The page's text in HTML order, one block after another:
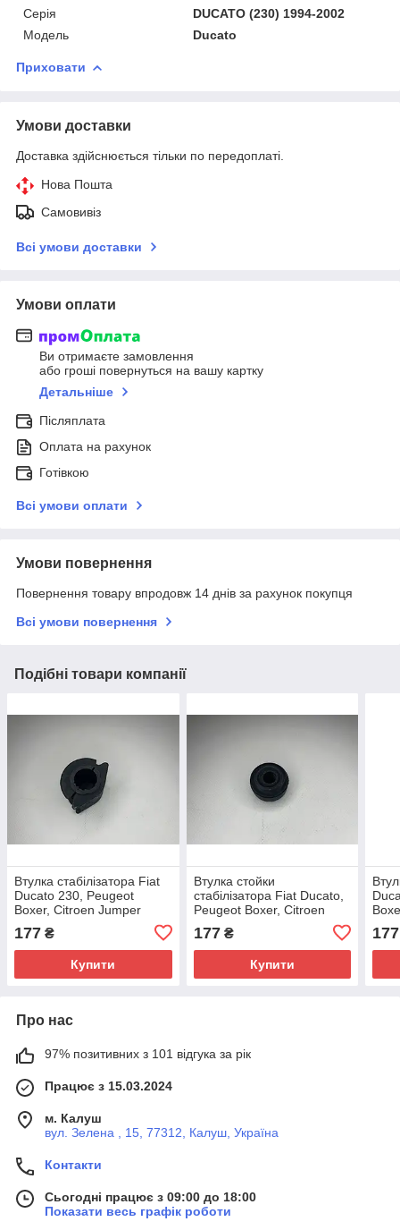
Серія
DUCATO (230) 1994-2002
Модель
Ducato
Приховати
Умови доставки
Доставка здійснюється тільки по передоплаті.
Нова Пошта
Самовивіз
Всі умови доставки
Умови оплати
Ви отримаєте замовлення
або гроші повернуться на вашу картку
Детальніше
Післяплата
Оплата на рахунок
Готівкою
Всі умови оплати
Умови повернення
Повернення товару впродовж 14 днів за рахунок покупця
Всі умови повернення
Подібні товари компанії
Втулка стабілізатора Fiat
Ducato 230, Peugeot
Boxer, Citroen Jumper
(1994-2002), 1338567080,
508183, Autotechteile,
Німеччина
177 ₴
Купити
Втулка стойки
стабілізатора Fiat Ducato,
Peugeot Boxer, Citroen
1300720080, 509316
177₴
Купити
177
Про нас
97% позитивних з 101 відгука за рік
Працює з 15.03.2024
м. Калуш
вул. Зелена , 15, 77312, Калуш, Україна
Контакти
Сьогодні працює з 09:00 до 18:00
Показати весь графік роботи